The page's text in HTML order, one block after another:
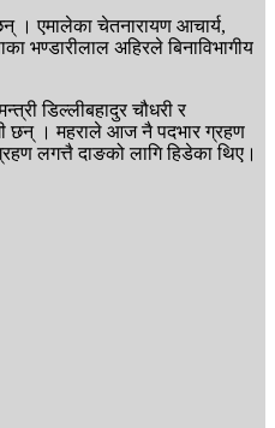
। एमालेका चेतनारायण आचार्य,
भण्डारीलाल अहिरले बिनाविभागीय
डिल्लीबहादुर चौधरी र
छन् । महराले आज नै पदभार ग्रहण
लगत्तै दाङको लागि हिडेका थिए।